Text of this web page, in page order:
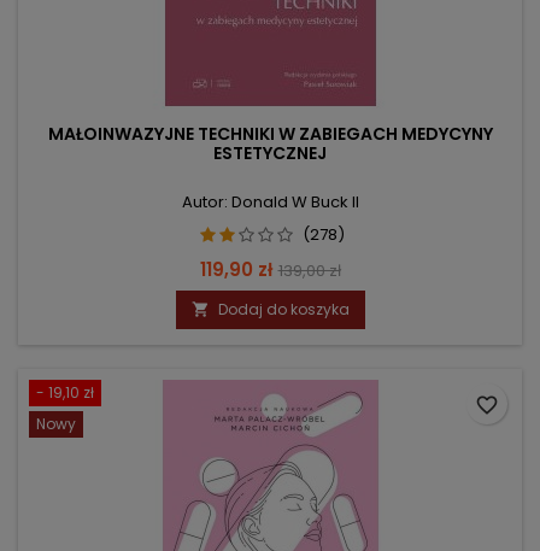
MAŁOINWAZYJNE TECHNIKI W ZABIEGACH MEDYCYNY
ESTETYCZNEJ
Autor: Donald W Buck II
(278)
Cena
119,90 zł Cena
podstawowa
139,00 zł
 Dodaj do koszyka
- 19,10 zł
Nowy
favorite_border